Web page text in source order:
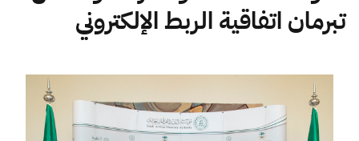
بحث بحث AI
اقتراحات
الزكاة الجمارك
ضريبة القيمة المضافة
الإقرار الضريبي
التصرفات العقارية
تبرمان اتفاقية الربط الإلكتروني